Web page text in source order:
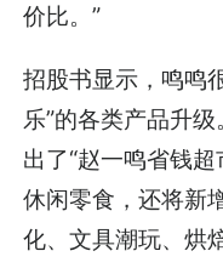
价比。”
招股书显示，鸣鸣
乐”的各类产品升
出了“赵一鸣省钱
休闲零食，还将新
化、文具潮玩、烘